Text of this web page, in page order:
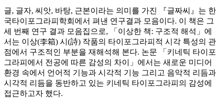
글, 글자, 씨앗, 바탕, 근본이라는 의미를 가진 『글짜씨』는 한
국타이포그라피학회에서 펴낸 연구결과 모음이다. 이 책은 그
세 번째 연구 결과 모음집으로, 「이상한 책: 구조적 해석」에
서는 이상(李箱) 시(詩) 작품의 타이포그라피적 시각 특성의 관
점에서 구조적인 부분을 재해석해 본다. 논문 「키네틱 타이포
그라피에서 전공에 따른 감성의 차이」에서는 새로운 미디어
환경 속에서 언어적 기능과 시각적 기능 그리고 음악적 리듬과
시각적 리듬을 동반하고 있는 키네틱 타이포그라피의 감성에
접근하고자 했다.